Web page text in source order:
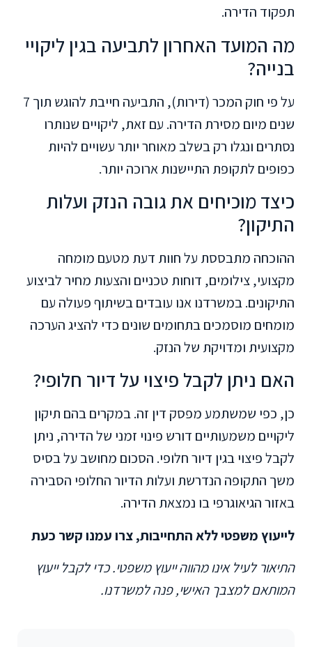
תפקוד הדירה.
מה המועד האחרון לתביעה בגין ליקויי
בנייה?
על פי חוק המכר (דירות), התביעה חייבת להוגש תוך 7
שנים מיום מסירת הדירה. עם זאת, ליקויים שנותרו
נסתרים ונגלו רק בשלב מאוחר יותר עשויים להיות
כפופים לתקופת התיישנות ארוכה יותר.
כיצד מוכיחים את גובה הנזק ועלות
התיקון?
ההוכחה מתבססת על חוות דעת מטעם מומחה
מקצועי, צילומים, דוחות טכניים והצעות מחיר לביצוע
התיקונים. במשרדנו אנו עובדים בשיתוף פעולה עם
מומחים מוסמכים בתחומים שונים כדי להציג הערכה
מקצועית ומדויקת של הנזק.
האם ניתן לקבל פיצוי על דיור חלופי?
כן, כפי שמשתמע מפסק דין זה. במקרים בהם תיקון
ליקויים משמעותיים דורש פינוי זמני של הדירה, ניתן
לקבל פיצוי בגין דיור חלופי. הסכום מחושב על בסיס
משך התקופה הנדרשת ועלות הדיור החלופי הסבירה
באזור הגיאוגרפי בו נמצאת הדירה.
לייעוץ משפטי ללא התחייבות, צרו עמנו קשר כעת
התיאור לעיל אינו מהווה ייעוץ משפטי. כדי לקבל ייעוץ
המותאם למצבך האישי, פנה למשרדנו.